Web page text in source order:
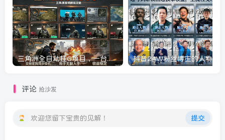
三角洲全自动挂G项目，一台电脑即可操作，防封稳账号，日收益300+，收益全程包回收，省心稳賺【揭秘】
评论 抢沙发
欢迎您留下宝贵的见解！ 提交